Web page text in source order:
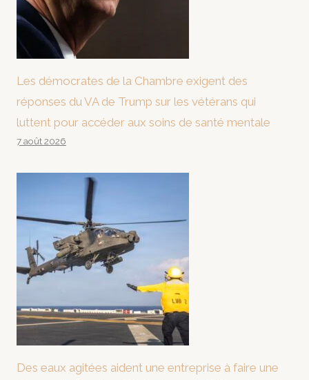
Les démocrates de la Chambre exigent des
réponses du VA de Trump sur les vétérans qui
luttent pour accéder aux soins de santé mentale
7 août 2026
Des eaux agitées aident une entreprise à faire une